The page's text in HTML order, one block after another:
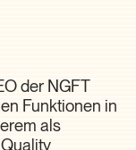
der NGFT
Funktionen in
als